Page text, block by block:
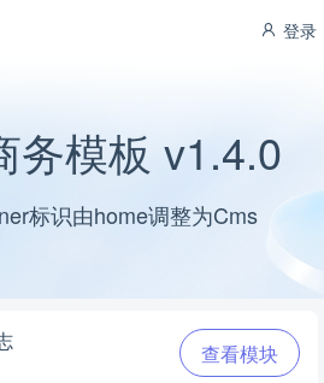
登录
务模板 v1.4.0
标识由home调整为Cms
查看模块